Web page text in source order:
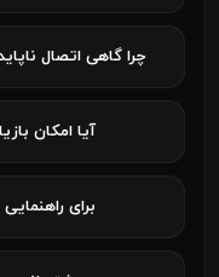
چرا گاهی اتصال
آیا امکان
برای